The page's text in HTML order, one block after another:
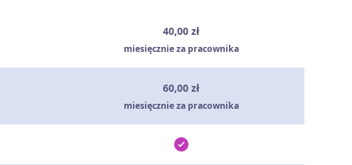
40,00 zł
miesięcznie za pracownika
60,00 zł
miesięcznie za pracownika